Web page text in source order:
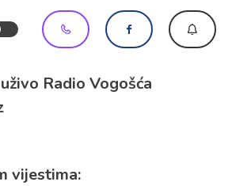
Radio Vogošća
vijestima: